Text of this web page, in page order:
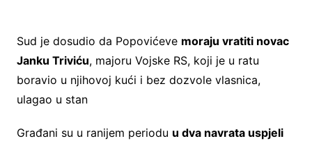
Sud je dosudio da Popovićeve moraju vratiti novac
Janku Triviću, majoru Vojske RS, koji je u ratu
boravio u njihovoj kući i bez dozvole vlasnica,
ulagao u stan
Građani su u ranijem periodu u dva navrata uspjeli